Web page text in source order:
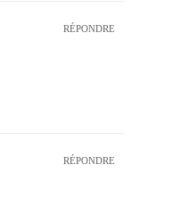
RÉPONDRE
RÉPONDRE